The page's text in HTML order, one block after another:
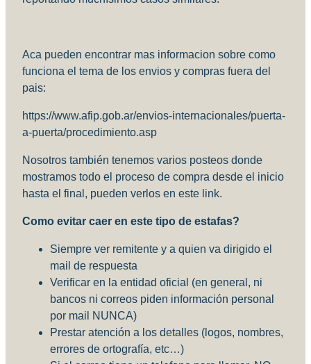
Aca pueden encontrar mas informacion sobre como
funciona el tema de los envios y compras fuera del
pais:
https://www.afip.gob.ar/envios-internacionales/puerta-
a-puerta/procedimiento.asp
Nosotros también tenemos varios posteos donde
mostramos todo el proceso de compra desde el inicio
hasta el final, pueden verlos en este link.
Como evitar caer en este tipo de estafas?
Siempre ver remitente y a quien va dirigido el
mail de respuesta
Verificar en la entidad oficial (en general, ni
bancos ni correos piden información personal
por mail NUNCA)
Prestar atención a los detalles (logos, nombres,
errores de ortografía, etc…)